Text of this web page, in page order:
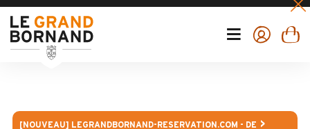
[NOUVEAU] LEGRANDBORNAND-RESERVATION.COM - DE